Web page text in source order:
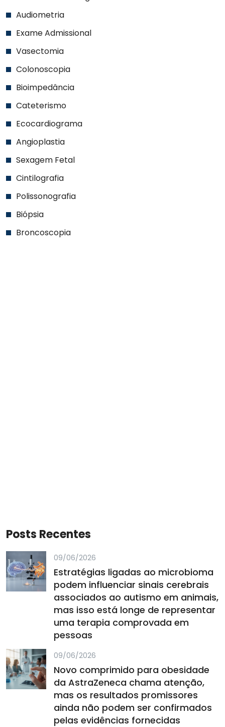
Audiometria
Exame Admissional
Vasectomia
Colonoscopia
Bioimpedância
Cateterismo
Ecocardiograma
Angioplastia
Sexagem Fetal
Cintilografia
Polissonografia
Biópsia
Broncoscopia
Posts Recentes
09/06/2026
Estratégias ligadas ao microbioma
podem influenciar sinais cerebrais
associados ao autismo em animais,
mas isso está longe de representar
uma terapia comprovada em
pessoas
09/06/2026
Novo comprimido para obesidade
da AstraZeneca chama atenção,
mas os resultados promissores
ainda não podem ser confirmados
pelas evidências fornecidas